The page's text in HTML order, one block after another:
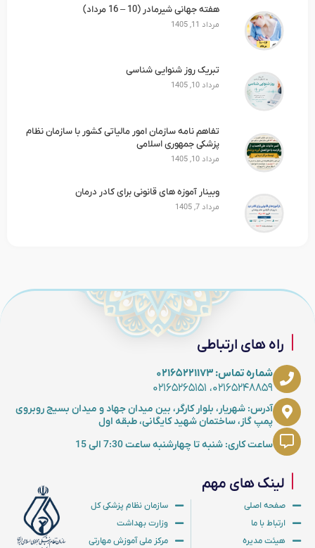
هفته جهانی شیرمادر (10 – 16 مرداد)
مرداد 11, 1405
تبریک روز شنوایی شناسی
مرداد 10, 1405
تفاهم نامه سازمان امور مالیاتی کشور با سازمان نظام
پزشکی جمهوری اسلامی
مرداد 10, 1405
وبینار آموزه های قانونی برای کادر درمان
مرداد 7, 1405
لینک های مهم
صفحه اصلی
ارتباط با ما
هیئت مدیره
سازمان نظام پزشکی کل
وزارت بهداشت
مرکز ملی آموزش مهارتی
راه های ارتباطی
شماره تماس: ۰۲۱۶۵۲۲۱۱۷۳
۰۲۱۶۵۲۴۸۸۵۹، ۰۲۱۶۵۲۶۵۱۵۱
آدرس: شهریار، بلوار کارگر، بین میدان جهاد و میدان بسیج روبروی
پمپ گاز، ساختمان شهید کایگانی، طبقه اول
ساعت کاری: شنبه تا چهارشنبه ساعت 7:30 الی 15